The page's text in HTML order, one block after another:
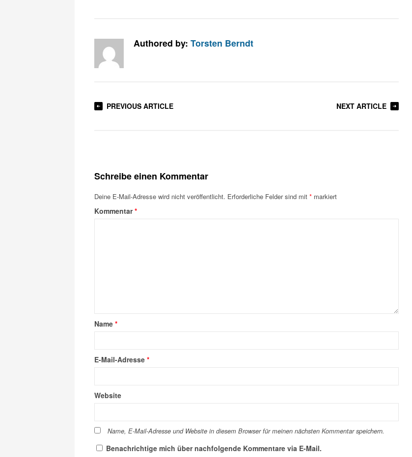
Authored by: Torsten Berndt
PREVIOUS ARTICLE NEXT ARTICLE
Schreibe einen Kommentar
Deine E-Mail-Adresse wird nicht veröffentlicht. Erforderliche Felder sind mit * markiert
Kommentar*
Name *
E-Mail-Adresse *
Website
Name, E-Mail-Adresse und Website in diesem Browser für meinen nächsten Kommentar speichern.
Benachrichtige mich über nachfolgende Kommentare via E-Mail.